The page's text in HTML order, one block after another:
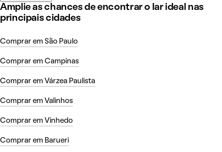
Amplie as chances de encontrar o lar ideal nas
principais cidades
Comprar em São Paulo
Comprar em Campinas
Comprar em Várzea Paulista
Comprar em Valinhos
Comprar em Vinhedo
Comprar em Barueri